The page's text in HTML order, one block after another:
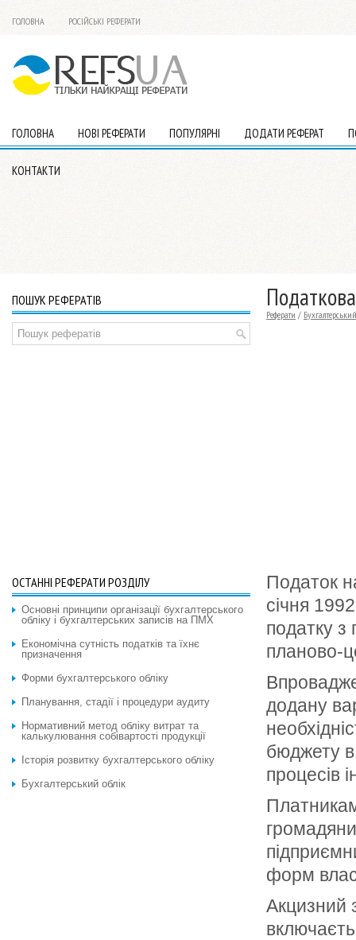
ГОЛОВНА РОСІЙСЬКІ РЕФЕРАТИ
ГОЛОВНА НОВІ РЕФЕРАТИ ПОПУЛЯРНІ ДОДАТИ РЕФЕРАТ
КОНТАКТИ
Реферати /
Податок
січня
податку з
планово-
додану
бюджету в
процесів
форм
Акцизний
ПОШУК РЕФЕРАТІВ
ОСТАННІ РЕФЕРАТИ РОЗДІЛУ
Основні принципи організації бухгалтерського
обліку і бухгалтерських записів на ПМХ
Економічна сутність податків та їхнє
призначення
Форми бухгалтерського обліку
Планування, стадії і процедури аудиту
Нормативний метод обліку витрат та
калькулювання собівартості продукції
Історія розвитку бухгалтерського обліку
Бухгалтерський облік